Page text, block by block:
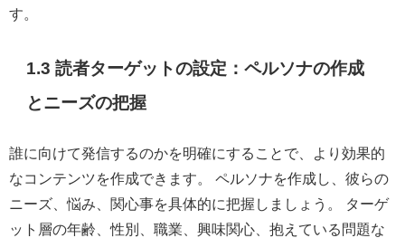
す。
1.3 読者ターゲットの設定：ペルソナの作成
とニーズの把握
誰に向けて発信するのかを明確にすることで、より効果的
なコンテンツを作成できます。 ペルソナを作成し、彼らの
ニーズ、悩み、関心事を具体的に把握しましょう。 ターゲ
ット層の年齢、性別、職業、興味関心、抱えている問題な